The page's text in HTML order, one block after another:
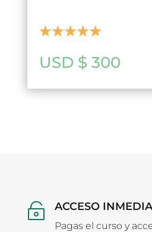
USD $ 300
 ACCESO
Pagas el curso y